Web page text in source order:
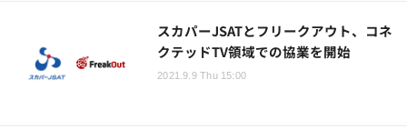
スカパーJSATとフリークアウト、コネ
クテッドTV領域での協業を開始
2021.9.9 Thu 15:00